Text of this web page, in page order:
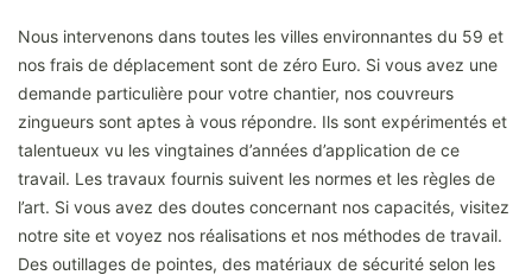
Nous intervenons dans toutes les villes environnantes du 59 et
nos frais de déplacement sont de zéro Euro. Si vous avez une
demande particulière pour votre chantier, nos couvreurs
zingueurs sont aptes à vous répondre. Ils sont expérimentés et
talentueux vu les vingtaines d’années d’application de ce
travail. Les travaux fournis suivent les normes et les règles de
l’art. Si vous avez des doutes concernant nos capacités, visitez
notre site et voyez nos réalisations et nos méthodes de travail.
Des outillages de pointes, des matériaux de sécurité selon les